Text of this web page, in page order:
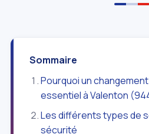
Sommaire
Pourquoi un
essentiel à Valenton
Les différents types de
sécurité